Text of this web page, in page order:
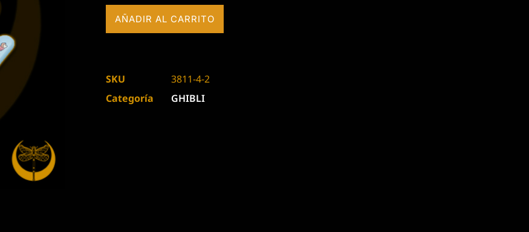
AÑADIR AL CARRITO
SKU
3811-4-2
Categoría
GHIBLI